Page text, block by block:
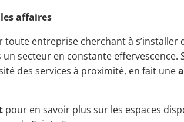
affaires
toute entreprise cherchant à s’installer
secteur en constante effervescence.
des services à proximité, en fait une
pour en savoir plus sur les espaces